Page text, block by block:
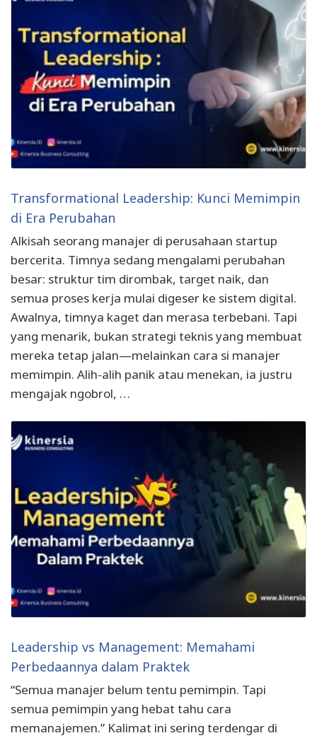
Transformational Leadership: Kunci Memimpin
di Era Perubahan
Alkisah seorang manajer di perusahaan startup
bercerita. Timnya sedang mengalami perubahan
besar: struktur tim dirombak, target naik, dan
semua proses kerja mulai digeser ke sistem digital.
Awalnya, timnya kaget dan merasa terbebani. Tapi
yang menarik, bukan strategi teknis yang membuat
mereka tetap jalan—melainkan cara si manajer
memimpin. Alih-alih panik atau menekan, ia justru
mengajak ngobrol, …
Leadership vs Management: Memahami
Perbedaannya dalam Praktek
“Semua manajer belum tentu pemimpin. Tapi
semua pemimpin yang hebat tahu cara
memanajemen.” Kalimat ini sering terdengar di